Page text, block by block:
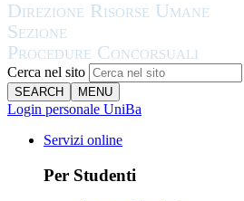
Cerca nel sito
SEARCH MENU
Login personale UniBa
Servizi online
Per Studenti